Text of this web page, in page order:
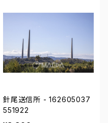
針尾送信所 - 162605037
551922